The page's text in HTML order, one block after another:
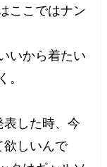
ここではナン
いから着たい
。
した時、今
欲しいんで